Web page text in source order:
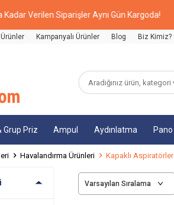
Verilen Siparişler Aynı Gün Kargoda!
Kampanyalı Ürünler Blog Biz Kimiz?
Grup Priz Ampul Aydınlatma Pano
Havalandırma Ürünleri Kapaklı Aspiratörler